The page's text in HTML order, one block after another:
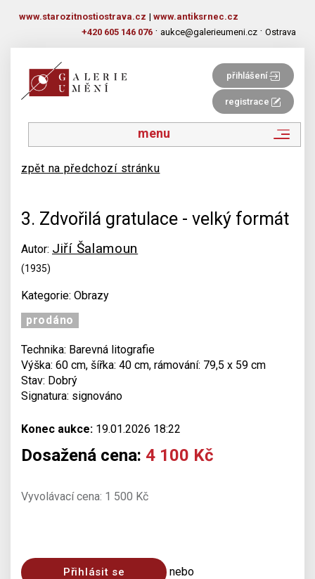
www.starozitnostiostrava.cz | www.antiksrnec.cz
+420 605 146 076 · aukce@galerieumeni.cz · Ostrava
přihlášení
registrace
menu
zpět na předchozí stránku
3. Zdvořilá gratulace - velký formát
Autor: Jiří Šalamoun
(1935)
Kategorie: Obrazy
prodáno
Technika: Barevná litografie
Výška: 60 cm, šířka: 40 cm, rámování: 79,5 x 59 cm
Stav: Dobrý
Signatura: signováno
Konec aukce: 19.01.2026 18:22
Dosažená cena: 4 100 Kč
Vyvolávací cena: 1 500 Kč
Přihlásit se nebo